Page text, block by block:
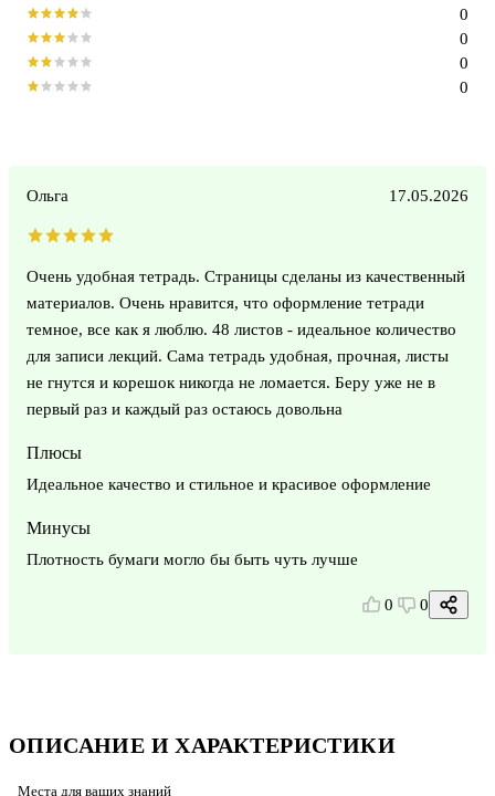
ОПИСАНИЕ И ХАРАКТЕРИСТИКИ
Места для ваших знаний
0
0
0
0
Ольга 17.05.2026
Очень удобная тетрадь. Страницы сделаны из качественный
материалов. Очень нравится, что оформление тетради
темное, все как я люблю. 48 листов - идеальное количество
для записи лекций. Сама тетрадь удобная, прочная, листы
не гнутся и корешок никогда не ломается. Беру уже не в
первый раз и каждый раз остаюсь довольна
Плюсы
Идеальное качество и стильное и красивое оформление
Минусы
Плотность бумаги могло бы быть чуть лучше
0 0